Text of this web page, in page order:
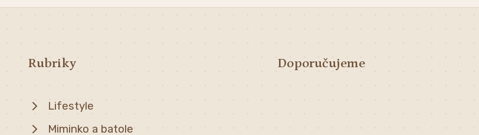
Rubriky
Lifestyle
Miminko a batole
Doporučujeme